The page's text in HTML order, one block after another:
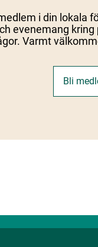
i din lokala
evenemang
Varmt
Bli